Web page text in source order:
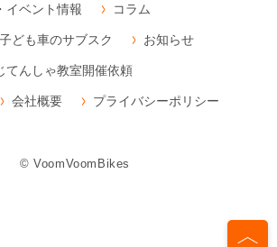
イベント情報 コラム
子ども車のサブスク お知らせ
てんしゃ教室開催依頼
会社概要 プライバシーポリシー
© VoomVoomBikes